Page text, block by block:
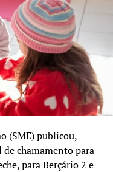
(SME) publicou,
chamamento para
para Berçário 2 e